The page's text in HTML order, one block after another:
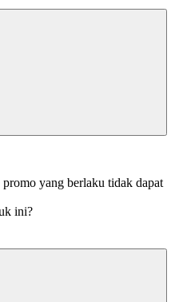
yang berlaku tidak dapat
ini?